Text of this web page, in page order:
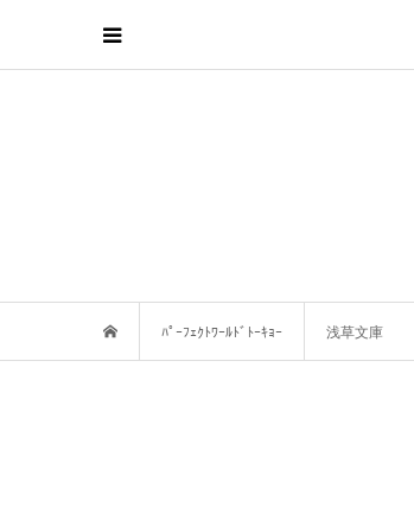
ﾊﾟｰﾌｪｸﾄﾜｰﾙﾄﾞﾄｰｷｮｰ 浅草文庫